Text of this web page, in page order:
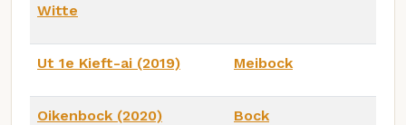
Witte
Ut 1e Kieft-ai (2019) Meibock
Oikenbock (2020) Bock